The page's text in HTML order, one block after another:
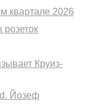
квартале 2026
Круиз-
Йозеф